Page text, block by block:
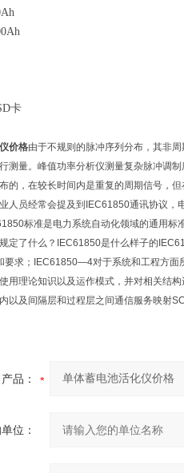
卡
价格由于不规则的脉冲序列分布，其非
测量。峰值功率分析仪测量复杂脉冲调
的，在较长时间内是重复的周期信号，
人员经常会提及到IEC61850通讯协议
标准是电力系统自动化领域的通用标
定了什么？IEC61850是什么样子的
求；IEC61850—4对于系统和工程方
用理论知识以及运作模式，并对相关结
以及间隔层和过程层之间通信服务映射
产品：
位：